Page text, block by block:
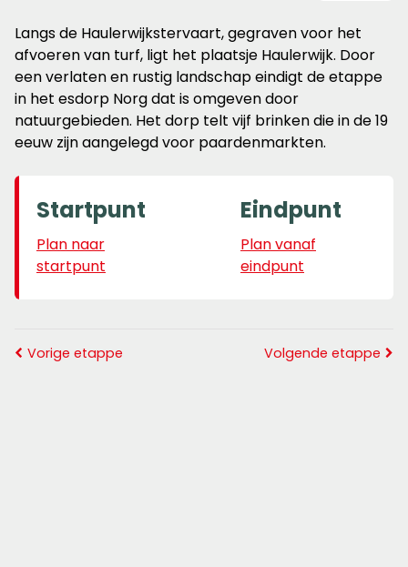
Langs de Haulerwijkstervaart, gegraven voor het
afvoeren van turf, ligt het plaatsje Haulerwijk. Door
een verlaten en rustig landschap eindigt de etappe
in het esdorp Norg dat is omgeven door
natuurgebieden. Het dorp telt vijf brinken die in de 19
eeuw zijn aangelegd voor paardenmarkten.
Startpunt
Plan naar
startpunt
Eindpunt
Plan vanaf
eindpunt
Vorige etappe Volgende etappe